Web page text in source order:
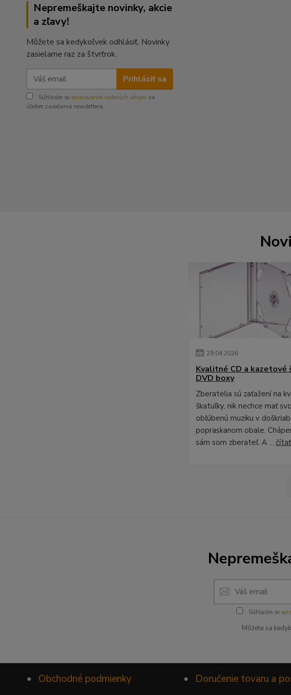
Nepremeškajte novinky, akcie
a zľavy!
Môžete sa kedykoľvek odhlásiť. Novinky
zasielame raz za štvrťrok.
Prihlásiť sa
Súhlasím so spracovaním osobných údajov za
účelom zasielania newslettera.
29.04.2026
Kvalitné CD a kazetové
DVD boxy
Zberatelia sú zaťažení na
škatuľky, nik nechce mať
obľúbenú muziku v
popraskanom obale.
sám som zberateľ. A ...
Súhlasím so
Môžete sa
• Obchodné podmienky • Doručenie tovaru a